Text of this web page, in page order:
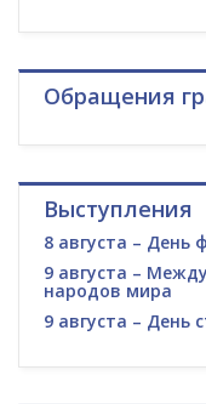
Обращения
Выступления
8 августа – День
9 августа –
народов мира
9 августа – День